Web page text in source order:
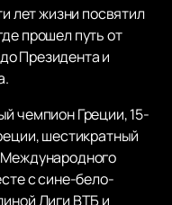
лет жизни посвятил
прошел путь от
Президента и
чемпион Греции, 15-
шестикратный
с сине-бело-
Лиги ВТБ и